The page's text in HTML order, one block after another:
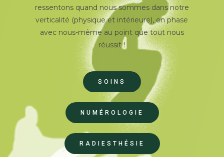
ressentons quand nous sommes dans notre
verticalité (physique et intérieure), en phase
avec nous-même au point que tout nous
réussit !
SOINS
NUMÉROLOGIE
RADIESTHÉSIE